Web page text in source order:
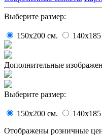
Выберите размер:
150x200 cм. 140x185
Дополнительные
Выберите размер:
150x200 cм. 140x185
Отображены розничные